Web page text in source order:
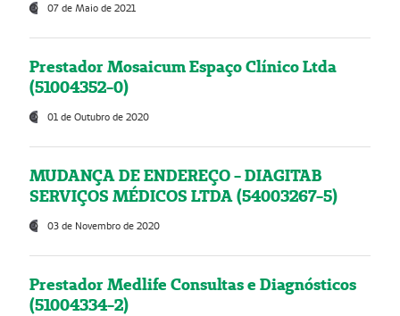
07 de Maio de 2021
Prestador Mosaicum Espaço Clínico Ltda
(51004352-0)
01 de Outubro de 2020
MUDANÇA DE ENDEREÇO - DIAGITAB
SERVIÇOS MÉDICOS LTDA (54003267-5)
03 de Novembro de 2020
Prestador Medlife Consultas e Diagnósticos
(51004334-2)